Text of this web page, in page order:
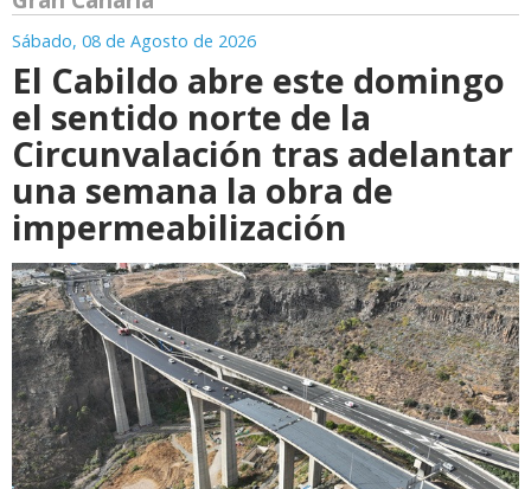
Sábado, 08 de Agosto de 2026
El Cabildo abre este domingo
el sentido norte de la
Circunvalación tras adelantar
una semana la obra de
impermeabilización